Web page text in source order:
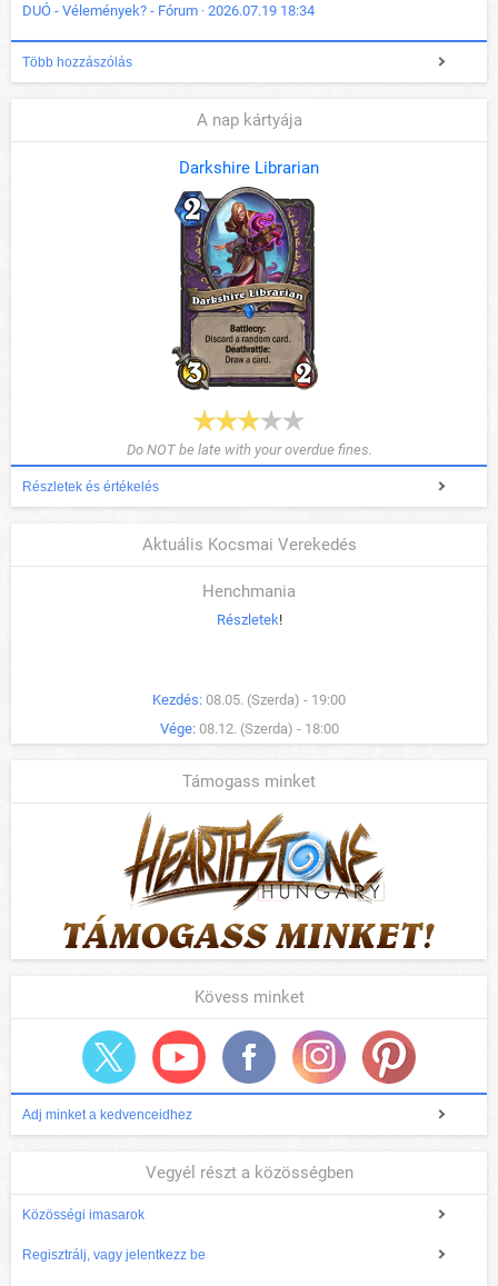
DUÓ - Vélemények? - Fórum · 2026.07.19 18:34
Több hozzászólás
A nap kártyája
Darkshire Librarian
Do NOT be late with your overdue fines.
Részletek és értékelés
Aktuális Kocsmai Verekedés
Henchmania
Részletek!
Kezdés: 08.05. (Szerda) - 19:00
Vége: 08.12. (Szerda) - 18:00
Támogass minket
Kövess minket
Adj minket a kedvenceidhez
Vegyél részt a közösségben
Közösségi imasarok
Regisztrálj, vagy jelentkezz be